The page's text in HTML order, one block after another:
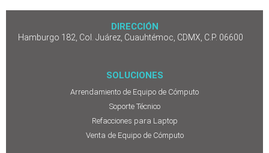
DIRECCIÓN
Hamburgo 182, Col. Juárez, Cuauhtémoc, CDMX, C.P. 06600
SOLUCIONES
Arrendamiento de Equipo de Cómputo
Soporte Técnico
Refacciones para Laptop
Venta de Equipo de Cómputo